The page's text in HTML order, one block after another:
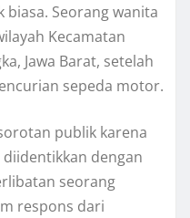
Seorang wanita
Kecamatan
Jawa Barat, setelah
sepeda motor.
publik karena
dengan
seorang
respons dari